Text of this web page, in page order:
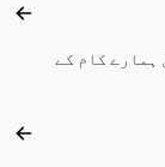
ہمارے کام کے